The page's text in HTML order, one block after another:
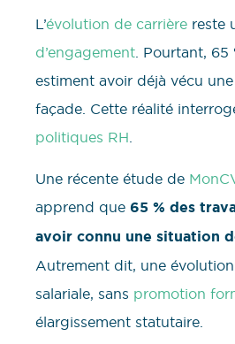
L’évolution de carrière reste
d’engagement. Pourtant, 65
estiment avoir déjà vécu
façade. Cette réalité
politiques RH.
Une récente étude de
apprend que 65 % des
avoir connu une situation
Autrement dit, une évolution
salariale, sans promotion
élargissement statutaire.